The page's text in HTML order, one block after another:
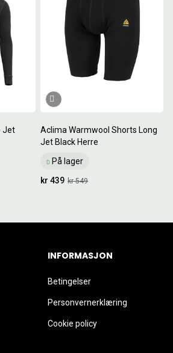
Jet
Aclima Warmwool Shorts Long
Jet Black Herre
På lager
kr 549
kr 439
INFORMASJON
Betingelser
Personvernerklæring
Cookie policy